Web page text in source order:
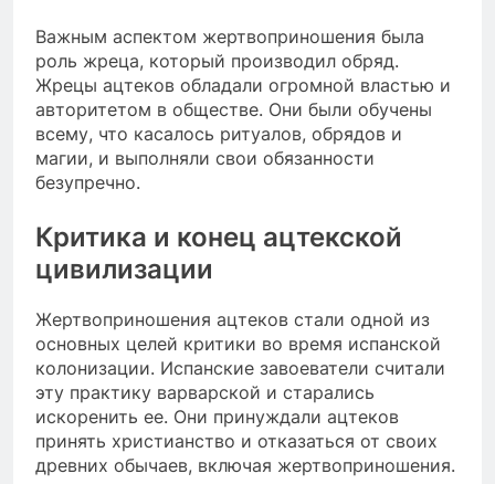
Важным аспектом жертвоприношения была
роль жреца, который производил обряд.
Жрецы ацтеков обладали огромной властью и
авторитетом в обществе. Они были обучены
всему, что касалось ритуалов, обрядов и
магии, и выполняли свои обязанности
безупречно.
Критика и конец ацтекской
цивилизации
Жертвоприношения ацтеков стали одной из
основных целей критики во время испанской
колонизации. Испанские завоеватели считали
эту практику варварской и старались
искоренить ее. Они принуждали ацтеков
принять христианство и отказаться от своих
древних обычаев, включая жертвоприношения.